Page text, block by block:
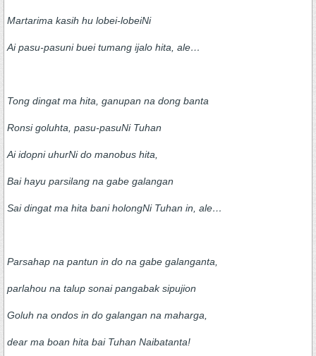
Martarima kasih hu lobei-lobeiNi
Ai pasu-pasuni buei tumang ijalo hita, ale…
Tong dingat ma hita, ganupan na dong banta
Ronsi goluhta, pasu-pasuNi Tuhan
Ai idopni uhurNi do manobus hita,
Bai hayu parsilang na gabe galangan
Sai dingat ma hita bani holongNi Tuhan in, ale…
Parsahap na pantun in do na gabe galanganta,
parlahou na talup sonai pangabak sipujion
Goluh na ondos in do galangan na maharga,
dear ma boan hita bai Tuhan Naibatanta!